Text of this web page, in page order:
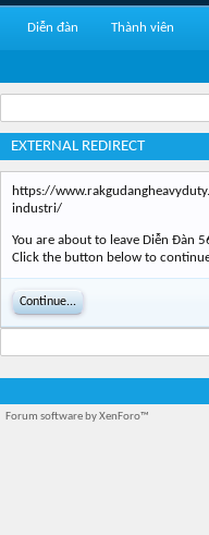
EXTERNAL REDIRECT
https://
industri/
You are about to leave Diễn Đàn
Click the button below to
Continue...
Diễn đàn Thành viên
Forum software by XenForo™